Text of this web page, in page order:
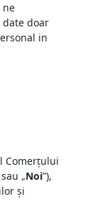
ne
date doar
in
Comerțului
sau „Noi”),
și